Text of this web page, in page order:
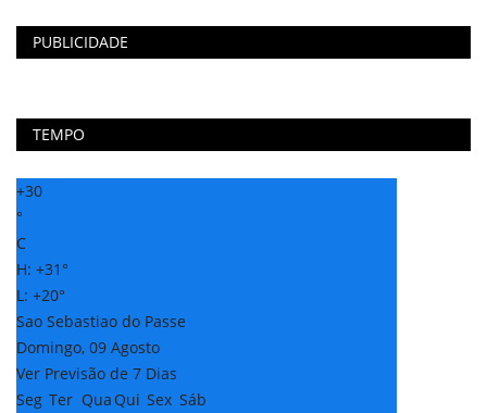
PUBLICIDADE
TEMPO
+30
°
C
H: +31°
L: +20°
Sao Sebastiao do Passe
Domingo, 09 Agosto
Ver Previsão de 7 Dias
Seg Ter Qua Qui Sex Sáb